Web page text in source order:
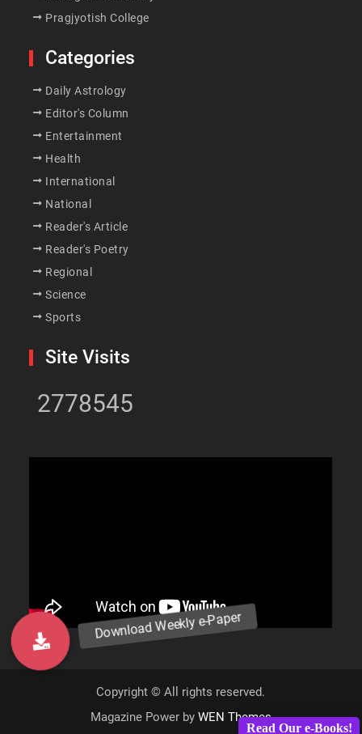
Pragjyotish College
Categories
Daily Astrology
Editor's Column
Entertainment
Health
International
National
Reader's Article
Reader's Poetry
Regional
Science
Sports
Site Visits
2778545
Copyright © All rights reserved.
Magazine Power by WEN Themes
Read Our e-Books!